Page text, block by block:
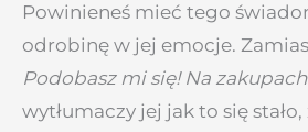
Powinieneś mieć tego
odrobinę w jej emocje.
Podobasz mi się! Na zakupach
wytłumaczy jej jak to się stało,